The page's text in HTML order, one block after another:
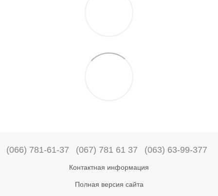
(066) 781-61-37 (067) 781 61 37 (063) 63-99-377
Контактная информация
Полная версия сайта